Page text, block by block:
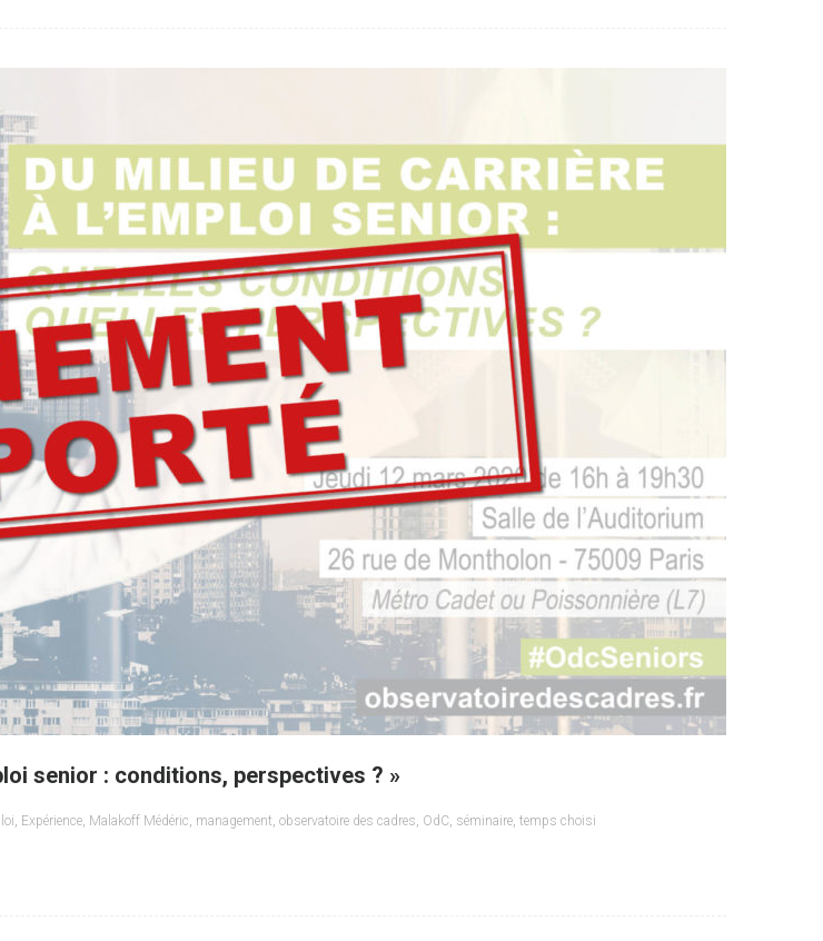
senior : conditions, perspectives ? »
, Expérience, Malakoff Médéric, management, observatoire des cadres, OdC, séminaire, temps choisi